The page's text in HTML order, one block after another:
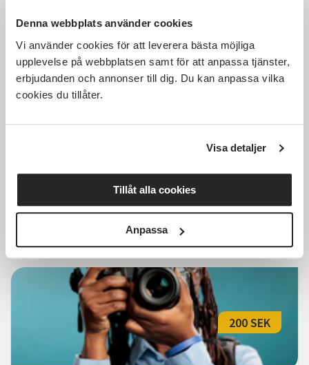
Denna webbplats använder cookies
Vi använder cookies för att leverera bästa möjliga
upplevelse på webbplatsen samt för att anpassa tjänster,
erbjudanden och annonser till dig. Du kan anpassa vilka
cookies du tillåter.
Visa detaljer
Tillåt alla cookies
Anpassa
600 SEK
Oskarshamn
sön 2026-09-06
5 Tillfällen
Läs mer och anmäl
200 SEK